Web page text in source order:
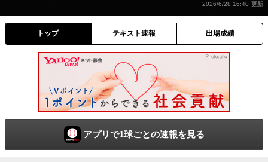
2026/6/28 16:40
トップ テキスト速報 出場成績
アプリで1球ごとの速報を見る